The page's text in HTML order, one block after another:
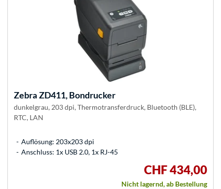
ZebraZD411, Bondrucker
dunkelgrau, 203 dpi, Thermotransferdruck, Bluetooth (BLE),
RTC, LAN
Auflösung: 203x203 dpi
Anschluss: 1x USB 2.0, 1x RJ-45
CHF 434,00
Nicht lagernd, ab Bestellung